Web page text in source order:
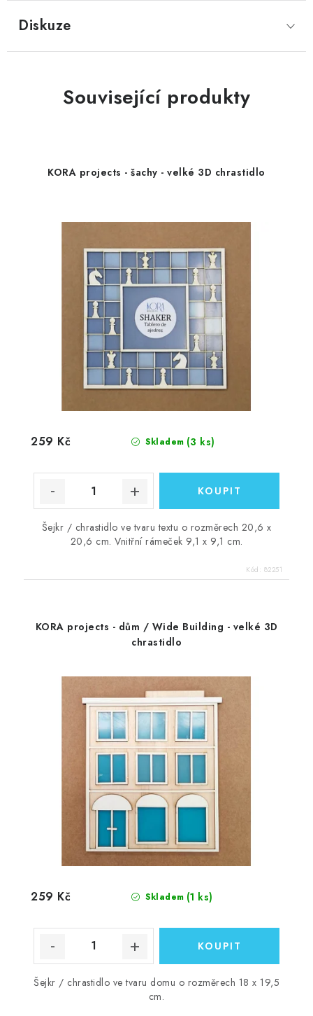
Diskuze
Související produkty
KORA projects - šachy - velké 3D chrastidlo
Skladem (3 ks)
259 Kč
Šejkr / chrastidlo ve tvaru textu o rozměrech 20,6 x
20,6 cm. Vnitřní rámeček 9,1 x 9,1 cm.
Kód: 82251
KORA projects - dům / Wide Building - velké 3D
chrastidlo
Skladem (1 ks)
259 Kč
Šejkr / chrastidlo ve tvaru domu o rozměrech 18 x 19,5
cm.